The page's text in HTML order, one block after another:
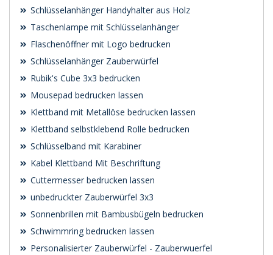
Schlüsselanhänger Handyhalter aus Holz
Taschenlampe mit Schlüsselanhänger
Flaschenöffner mit Logo bedrucken
Schlüsselanhänger Zauberwürfel
Rubik's Cube 3x3 bedrucken
Mousepad bedrucken lassen
Klettband mit Metallöse bedrucken lassen
Klettband selbstklebend Rolle bedrucken
Schlüsselband mit Karabiner
Kabel Klettband Mit Beschriftung
Cuttermesser bedrucken lassen
unbedruckter Zauberwürfel 3x3
Sonnenbrillen mit Bambusbügeln bedrucken
Schwimmring bedrucken lassen
Personalisierter Zauberwürfel - Zauberwuerfel